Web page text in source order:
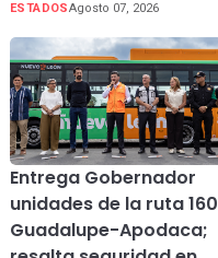
ESTADOSAgosto 07, 2026
Entrega Gobernador
unidades de la ruta 160
Guadalupe-Apodaca;